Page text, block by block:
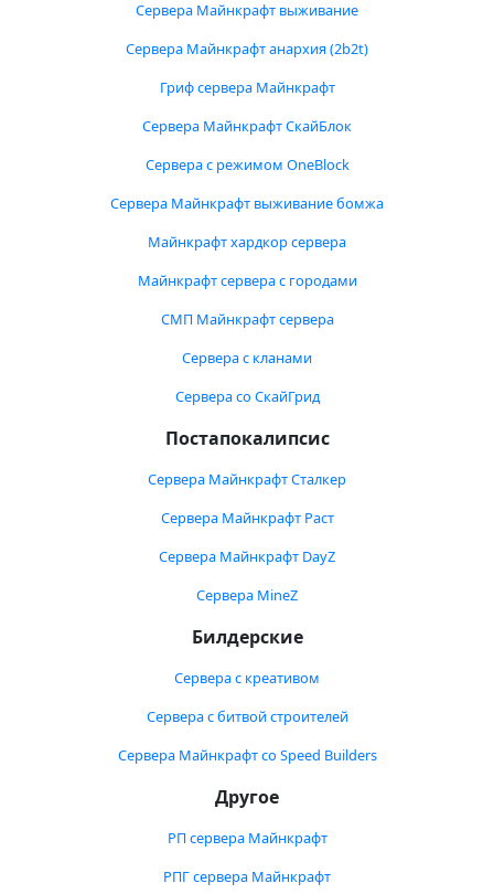
Сервера Майнкрафт выживание
Сервера Майнкрафт анархия (2b2t)
Гриф сервера Майнкрафт
Сервера Майнкрафт СкайБлок
Сервера с режимом OneBlock
Сервера Майнкрафт выживание бомжа
Майнкрафт хардкор сервера
Майнкрафт сервера с городами
СМП Майнкрафт сервера
Сервера с кланами
Сервера со СкайГрид
Постапокалипсис
Сервера Майнкрафт Сталкер
Сервера Майнкрафт Раст
Сервера Майнкрафт DayZ
Сервера MineZ
Билдерские
Сервера с креативом
Сервера с битвой строителей
Сервера Майнкрафт со Speed Builders
Другое
РП сервера Майнкрафт
РПГ сервера Майнкрафт